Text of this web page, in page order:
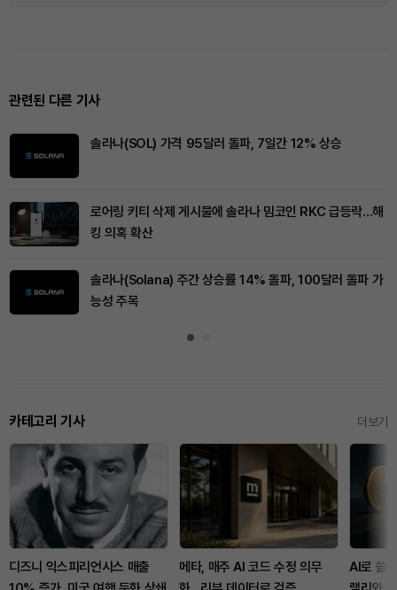
관련된 다른 기사
솔라나(SOL) 가격 95달러 돌파, 7일간 12% 상승
로어링 키티 삭제 게시물에 솔라나 밈코인 RKC 급등락…해
킹 의혹 확산
솔라나(Solana) 주간 상승률 14% 돌파, 100달러 돌파 가
능성 주목
카테고리 기사 더보기
디즈니 익스피리언시스 매출
메타, 매주 AI 코드 수정 의무
AI로 쏠